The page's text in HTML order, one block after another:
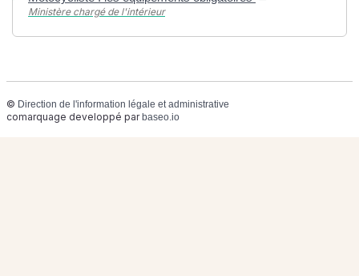
Ministère chargé de l'intérieur
© Direction de l'information légale et administrative
comarquage developpé parbaseo.io